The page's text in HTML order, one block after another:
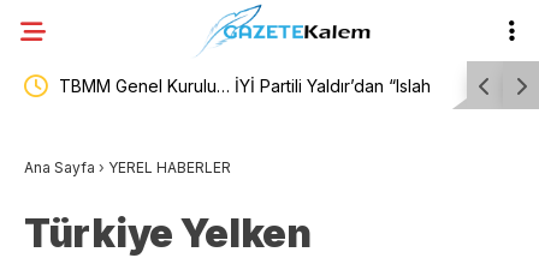
TBMM Genel Kurulu… İYİ Partili Yaldır’dan “Islah
Ana Sayfa › YEREL HABERLER
Türkiye Yelken